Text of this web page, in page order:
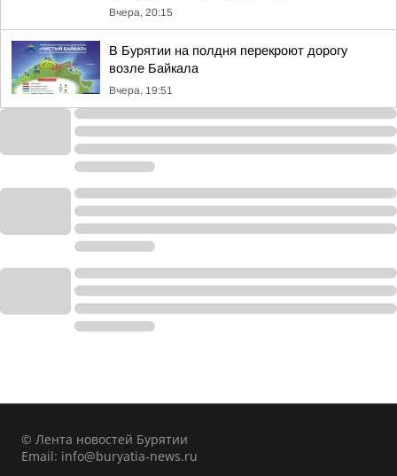
Вчера, 20:15
В Бурятии на полдня перекроют дорогу
возле Байкала
Вчера, 19:51
© Лента новостей Бурятии
Email: info@buryatia-news.ru